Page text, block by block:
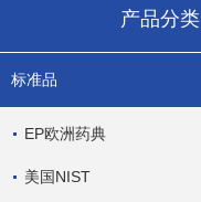
产品分类
标准品
EP欧洲药典
美国NIST